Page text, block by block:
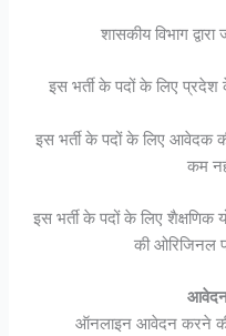
शासकीय विभाग
इस भर्ती के पदों के लिए
इस भर्ती के पदों के लिए आवेदक
कम
इस भर्ती के पदों के लिए शैक्षणिक
की ओरिजिनल
आवेदन
ऑनलाइन आवेदन करने